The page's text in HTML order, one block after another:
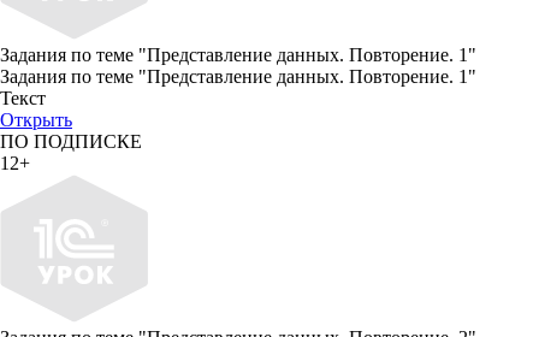
Задания по теме "Представление данных. Повторение. 1"
Задания по теме "Представление данных. Повторение. 1"
Текст
Открыть
ПО ПОДПИСКЕ
12+